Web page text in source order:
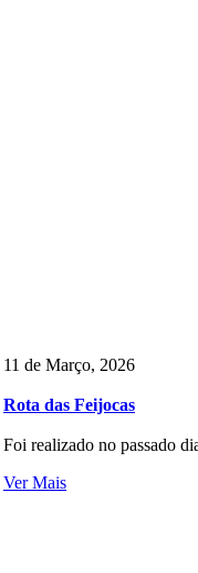
11 de Março, 2026
Rota das Feijocas
Foi realizado no passado
Ver Mais